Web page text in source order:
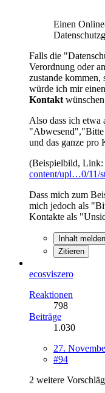
Einen
Falls die
Verordnung oder
zustande kommen,
würde ich mir
Kontakt
Also dass ich
"Abwesend","Bitte
und das ganze pro
(Beispielbild, Link:
content/upl…0/11/
Dass mich zum
mich jedoch als
Kontakte als
Inhalt melden
Zitieren
ecosviszero
Reaktionen
798
Beiträge
1.030
27.
#94
2 weitere